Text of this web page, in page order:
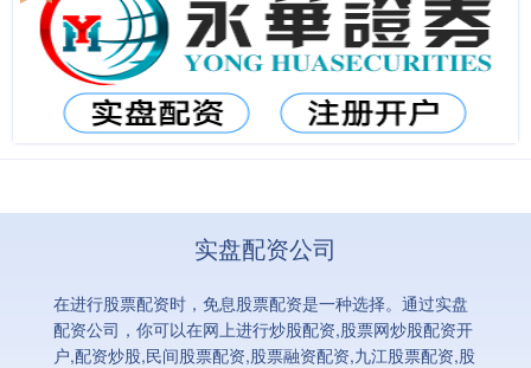
实盘配资公司
在进行股票配资时，免息股票配资是一种选择。通过实盘
配资公司，你可以在网上进行炒股配资,股票网炒股配资开
户,配资炒股,民间股票配资,股票融资配资,九江股票配资,股